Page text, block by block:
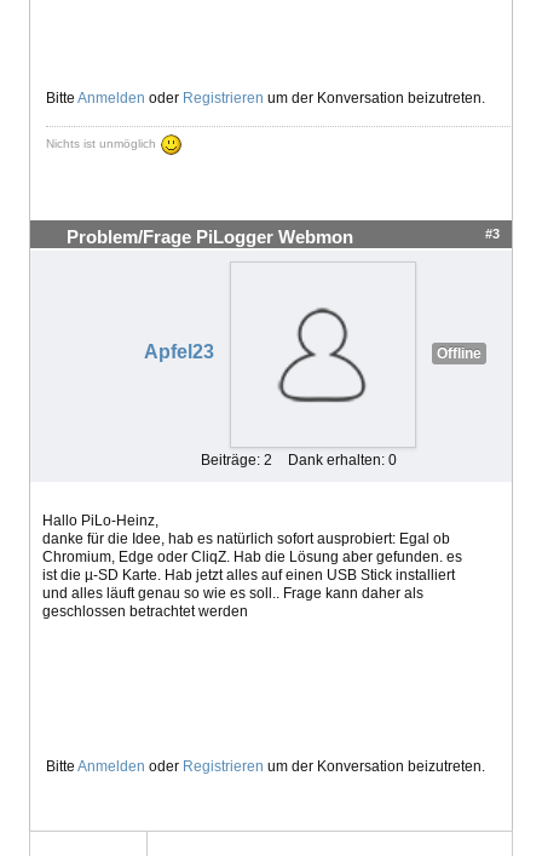
Bitte Anmelden oder Registrieren um der Konversation beizutreten.
Nichts ist unmöglich
Problem/Frage PiLogger Webmon #3
Apfel23 Offline
Beiträge: 2 Dank erhalten: 0
Hallo PiLo-Heinz,
danke für die Idee, hab es natürlich sofort ausprobiert: Egal ob
Chromium, Edge oder CliqZ. Hab die Lösung aber gefunden. es
ist die µ-SD Karte. Hab jetzt alles auf einen USB Stick installiert
und alles läuft genau so wie es soll.. Frage kann daher als
geschlossen betrachtet werden
Bitte Anmelden oder Registrieren um der Konversation beizutreten.